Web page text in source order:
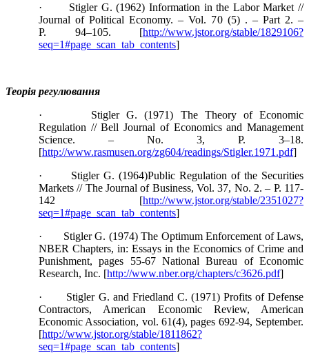
· Stigler G. (1962) Information in the Labor Market //
Journal of Political Economy. – Vol. 70 (5) . – Part 2. –
P. 94–105. [http://www.jstor.org/stable/1829106?
seq=1#page_scan_tab_contents]
Теорія регулювання
· Stigler G. (1971) The Theory of Economic
Regulation // Bell Journal of Economics and Management
Science. – No. 3, P. 3–18.
[http://www.rasmusen.org/zg604/readings/Stigler.1971.pdf]
· Stigler G. (1964)Public Regulation of the Securities
Markets // The Journal of Business, Vol. 37, No. 2. – P. 117-
142 [http://www.jstor.org/stable/2351027?
seq=1#page_scan_tab_contents]
· Stigler G. (1974) The Optimum Enforcement of Laws,
NBER Chapters, in: Essays in the Economics of Crime and
Punishment, pages 55-67 National Bureau of Economic
Research, Inc. [http://www.nber.org/chapters/c3626.pdf]
· Stigler G. and Friedland C. (1971) Profits of Defense
Contractors, American Economic Review, American
Economic Association, vol. 61(4), pages 692-94, September.
[http://www.jstor.org/stable/1811862?
seq=1#page_scan_tab_contents]